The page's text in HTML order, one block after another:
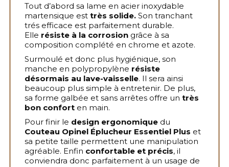
Tout d’abord sa lame en acier inoxydable
martensique est très solide. Son tranchant
trés efficace est parfaitement durable.
Elle résiste à la corrosion grâce à sa
composition complété en chrome et azote.
Surmoulé et donc plus hygiénique, son
manche en polypropylène résiste
désormais au lave-vaisselle. Il sera ainsi
beaucoup plus simple à entretenir. De plus,
sa forme galbée et sans arrêtes offre un très
bon confort en main.
Pour finir le design ergonomique du
Couteau Opinel Éplucheur Essentiel Plus et
sa petite taille permettent une manipulation
agréable. Enfin confortable et précis, il
conviendra donc parfaitement à un usage de